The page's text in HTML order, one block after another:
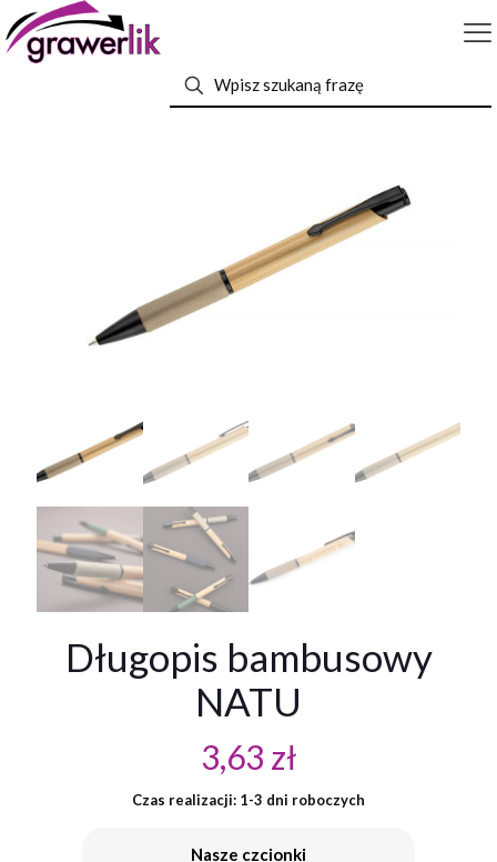
Długopis bambusowy
NATU
3,63 zł
Czas realizacji: 1-3 dni roboczych
Nasze czcionki